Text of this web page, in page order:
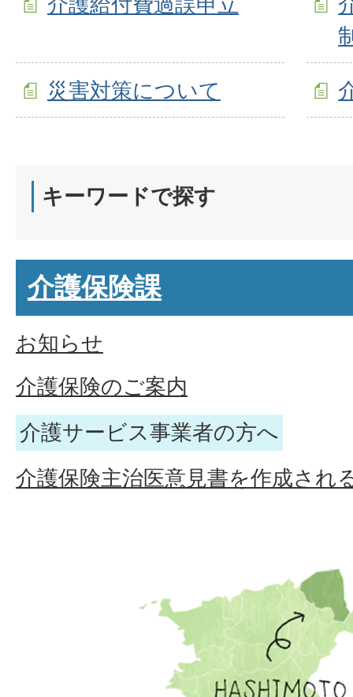
災害対策について
キーワードで探す
介護保険課
お知らせ
介護保険のご案内
介護サービス事業者の方へ
介護保険主治医意見書を作成され